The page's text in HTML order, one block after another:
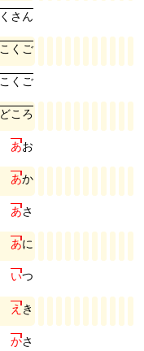
く さ ん
こ く ご
こ く ご
どこ ろ
あお
あか
あさ
あに
いつ
えき
かさ